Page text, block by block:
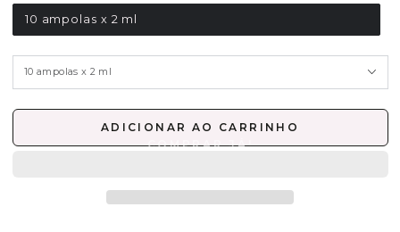
10 ampolas x 2 ml
ADICIONAR AO CARRINHO